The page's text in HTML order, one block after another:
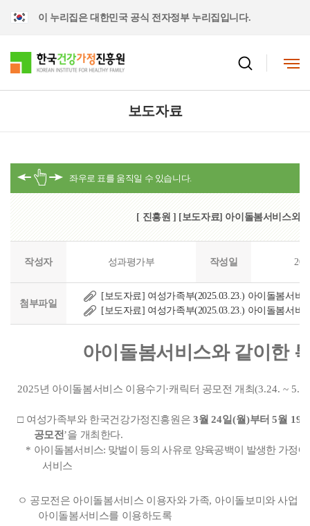
이 누리집은 대한민국 공식 전자정부 누리집입니다.
보도자료
[ 진흥원 ] [보도자료] 아이돌봄서비스와
작성자 성과평가부 작성일
첨부파일
[보도자료] 여성가족부(2025.03.23.) 아이돌봄서
[보도자료] 여성가족부(2025.03.23.) 아이돌봄서
아이돌봄서비스와 같이한
2025년 아이돌봄서비스 이용수기 ·캐릭터 공모전 개최(3.24. ~
□ 여성가족부와 한국건강가정진흥원은 3월24일(월)부터5월 19
공모전’을 개최한다.
* 아이돌봄서비스: 맞벌이 등의 사유로 양육공백이 발생한 가정
서비스
ㅇ 공모전은 아이돌봄서비스 이용자와 가족, 아이돌보미와 사업
아이돌봄서비스를 이용하도록